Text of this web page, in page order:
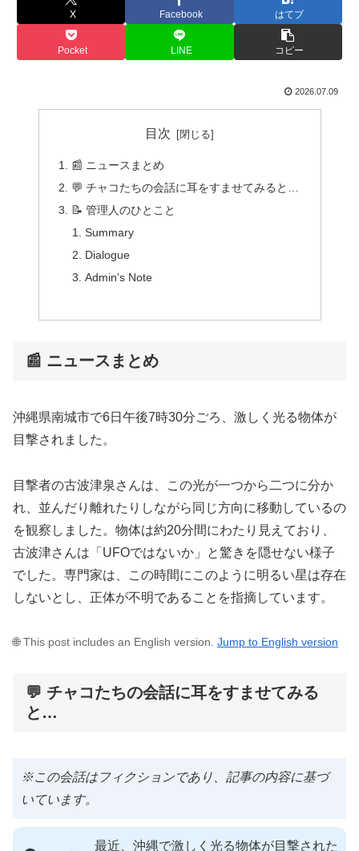
X Facebook はてブ
Pocket LINE コピー
2026.07.09
目次
📰 ニュースまとめ
💬 チャコたちの会話に耳をすませてみると…
📝 管理人のひとこと
Summary
Dialogue
Admin’s Note
📰 ニュースまとめ
沖縄県南城市で6日午後7時30分ごろ、激しく光る物体が
目撃されました。
目撃者の古波津泉さんは、この光が一つから二つに分か
れ、並んだり離れたりしながら同じ方向に移動しているの
を観察しました。物体は約20分間にわたり見えており、
古波津さんは「UFOではないか」と驚きを隠せない様子
でした。専門家は、この時間にこのように明るい星は存在
しないとし、正体が不明であることを指摘しています。
🌐 This post includes an English version. Jump to English version
💬 チャコたちの会話に耳をすませてみる
と…
※この会話はフィクションであり、記事の内容に基づ
いています。
最近、沖縄で激しく光る物体が目撃された